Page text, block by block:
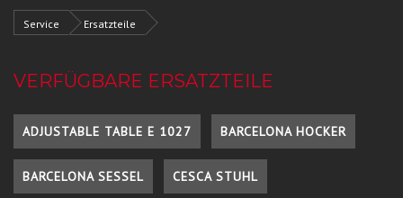
Service Ersatzteile
VERFÜGBARE ERSATZTEILE
ADJUSTABLE TABLE E 1027 BARCELONA HOCKER
BARCELONA SESSEL CESCA STUHL